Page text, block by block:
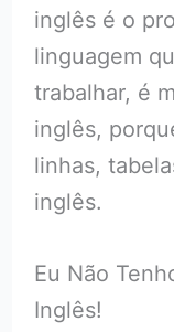
inglês é o
linguagem
trabalhar, é
inglês,
linhas,
inglês.
Eu Não
Inglês!